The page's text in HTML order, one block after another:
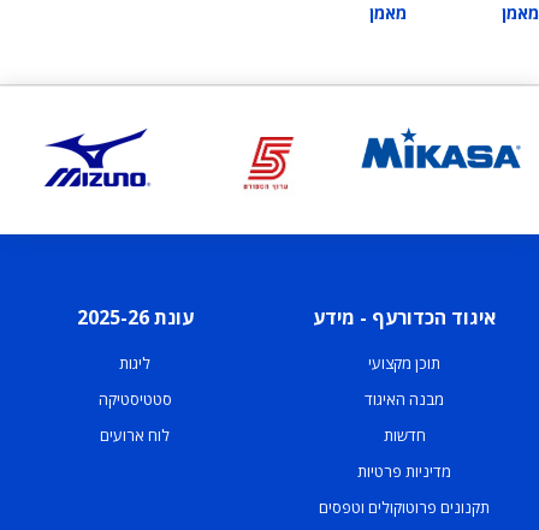
מאמן מאמן
איגוד הכדורעף - מידע
תוכן מקצועי
מבנה האיגוד
חדשות
מדיניות פרטיות
תקנונים פרוטוקולים וטפסים
עונת 2025-26
ליגות
סטטיסטיקה
לוח ארועים